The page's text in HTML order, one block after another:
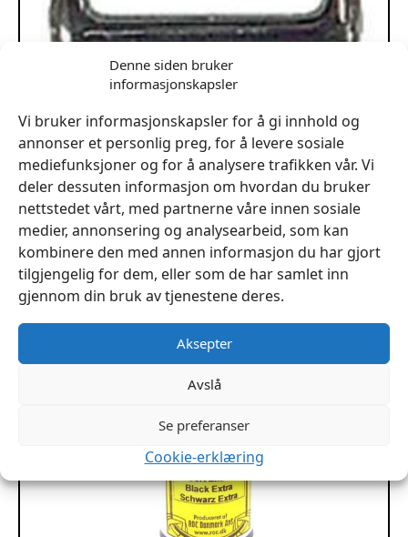
Denne siden bruker
informasjonskapsler
Vi bruker informasjonskapsler for å gi innhold og
annonser et personlig preg, for å levere sosiale
mediefunksjoner og for å analysere trafikken vår. Vi
deler dessuten informasjon om hvordan du bruker
nettstedet vårt, med partnerne våre innen sosiale
medier, annonsering og analysearbeid, som kan
kombinere den med annen informasjon du har gjort
tilgjengelig for dem, eller som de har samlet inn
gjennom din bruk av tjenestene deres.
Aksepter
Avslå
Se preferanser
Cookie-erklæring
Spenne FR150 16mm
kr 25
Legg I Handlekurv